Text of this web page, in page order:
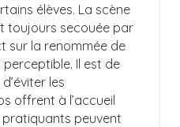
élèves. La scène
toujours secouée par
sur la renommée de
perceptible. Il est de
les
offrent à l’accueil
peuvent